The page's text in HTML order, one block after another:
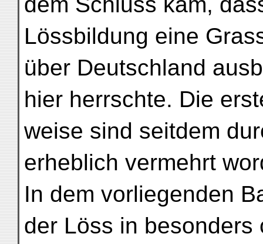
Lössbildung eine
über Deutschland
hier herrschte. Die
weise sind seitdem
erheblich vermehrt
In dem vorliegenden
der Löss in besonders